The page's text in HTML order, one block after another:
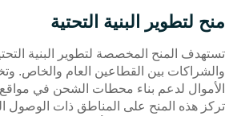
منح لتطوير البنية التحتية
تستهدف المنح المخصصة لتطوير البنية
والشراكات بين القطاعين العام والخاص.
الأموال لدعم بناء محطات الشحن في مواقع
تركز هذه المنح على المناطق ذات الوصول